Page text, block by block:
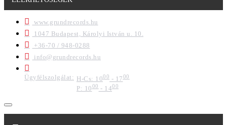
www.grundrecords.hu
1047 Budapest, Károlyi István u. 10.
+36-70 / 948-0288
info@grundrecords.hu
Ügyfélszolgálat: H-Cs: 1000 - 1700
P: 1000- 1400